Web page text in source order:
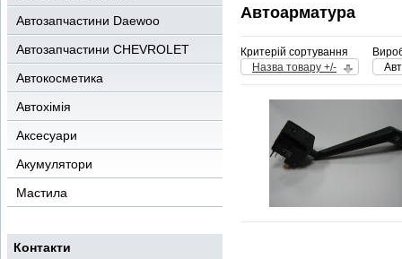
Автозапчастини Daewoo
Автозапчастини CHEVROLET
Автокосметика
Автохімія
Аксесуари
Акумулятори
Мастила
Контакти
Автоарматура
Критерій сортування
Назва товару +/-